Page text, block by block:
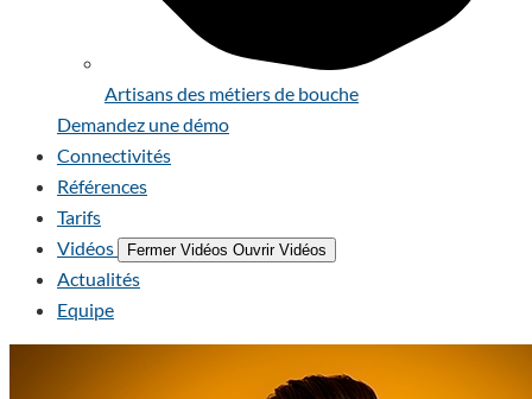
Artisans des métiers de bouche
Demandez une démo
Connectivités
Références
Tarifs
Vidéos
Fermer Vidéos Ouvrir Vidéos
Actualités
Equipe